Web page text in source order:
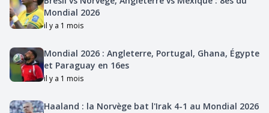
Mondial 2026
il y a 1 mois
Mondial 2026 : Angleterre, Portugal, Ghana, Égypte
et Paraguay en 16es
il y a 1 mois
Haaland : la Norvège bat l'Irak 4-1 au Mondial 2026